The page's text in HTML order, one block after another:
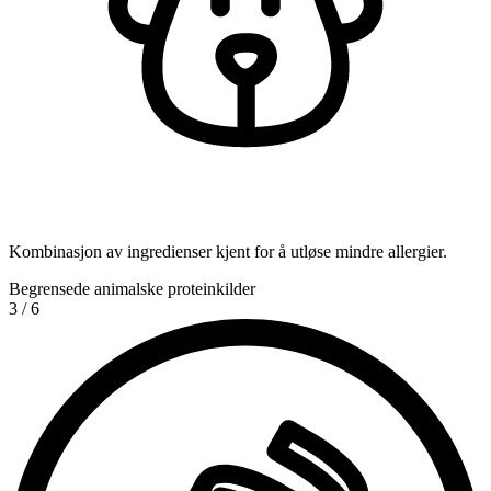
Kombinasjon av ingredienser kjent for å utløse mindre allergier.
Begrensede animalske proteinkilder
3 /6